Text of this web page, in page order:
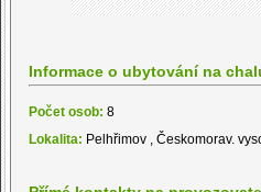
Informace o ubytování na
Počet osob: 8
Lokalita: Pelhřimov , Českomorav.